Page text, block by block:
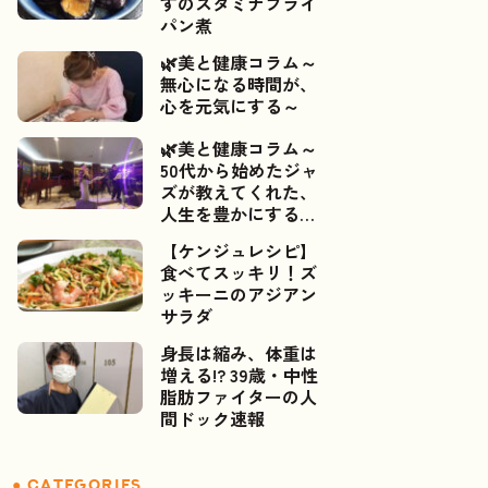
パン煮
🌿美と健康コラム～
無心になる時間が、
心を元気にする～
🌿美と健康コラム～
50代から始めたジャ
ズが教えてくれた、
人生を豊かにするご
【ケンジュレシピ】
食べてスッキリ！ズ
ッキーニのアジアン
サラダ
身長は縮み、体重は
増える!? 39歳・中性
脂肪ファイターの人
間ドック速報